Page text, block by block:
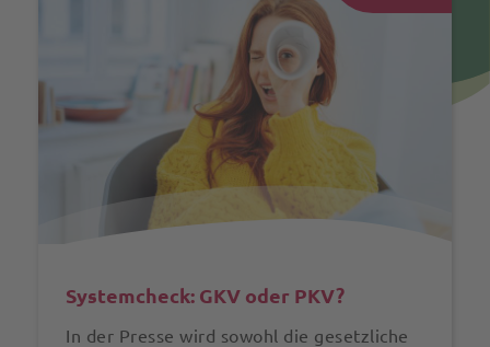
Systemcheck: GKV oder PKV?
In der Presse wird sowohl die gesetzliche